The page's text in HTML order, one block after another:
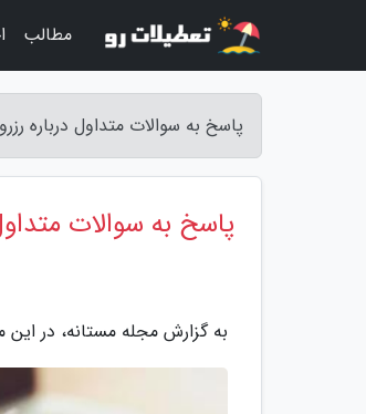
پاسخ به سوالات متداول درباره
پاسخ به سوالات متداول
به گزارش مجله مستانه، در این
مطالب